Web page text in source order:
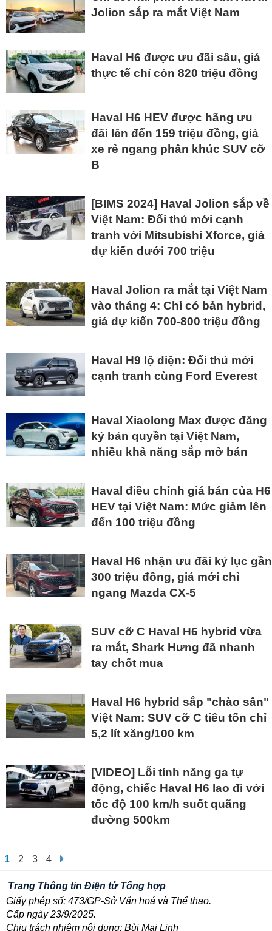
Jolion sắp ra mắt Việt Nam
Haval H6 được ưu đãi sâu, giá
thực tế chỉ còn 820 triệu đồng
Haval H6 HEV được hãng ưu
đãi lên đến 159 triệu đồng, giá
xe rẻ ngang phân khúc SUV cỡ
B
[BIMS 2024] Haval Jolion sắp về
Việt Nam: Đối thủ mới cạnh
tranh với Mitsubishi Xforce, giá
dự kiến dưới 700 triệu
Haval Jolion ra mắt tại Việt Nam
vào tháng 4: Chỉ có bản hybrid,
giá dự kiến 700-800 triệu đồng
Haval H9 lộ diện: Đối thủ mới
cạnh tranh cùng Ford Everest
Haval Xiaolong Max được đăng
ký bản quyền tại Việt Nam,
nhiều khả năng sắp mở bán
Haval điều chỉnh giá bán của H6
HEV tại Việt Nam: Mức giảm lên
đến 100 triệu đồng
Haval H6 nhận ưu đãi kỷ lục gần
300 triệu đồng, giá mới chỉ
ngang Mazda CX-5
SUV cỡ C Haval H6 hybrid vừa
ra mắt, Shark Hưng đã nhanh
tay chốt mua
Haval H6 hybrid sắp "chào sân"
Việt Nam: SUV cỡ C tiêu tốn chỉ
5,2 lít xăng/100 km
[VIDEO] Lỗi tính năng ga tự
động, chiếc Haval H6 lao đi với
tốc độ 100 km/h suốt quãng
đường 500km
1 2 3 4
Trang Thông tin Điện tử Tổng hợp
Giấy phép số: 473/GP-Sở Văn hoá và Thể thao.
Cấp ngày 23/9/2025.
Chịu trách nhiệm nội dung: Bùi Mai Linh